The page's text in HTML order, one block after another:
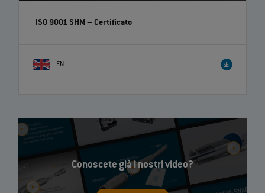
ISO 9001 SHM – Certificato
EN
Conoscete già i nostri video?